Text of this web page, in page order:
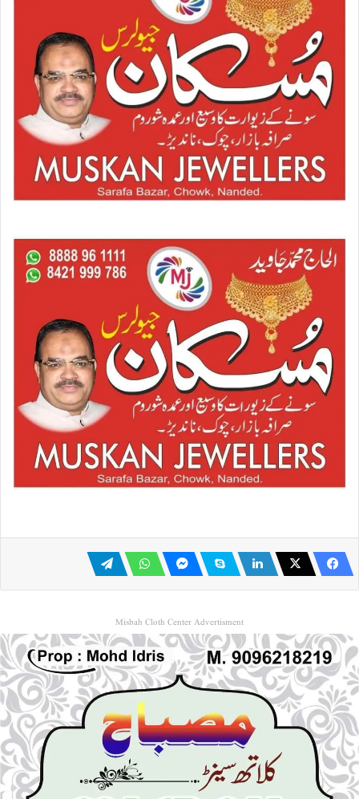
Misbah Cloth Center Advertisment